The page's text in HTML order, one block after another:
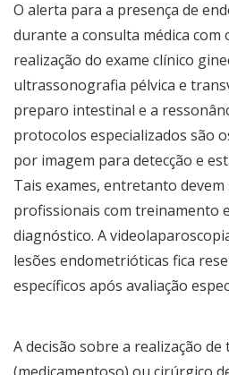
O alerta para a presença de
durante a consulta médica com
realização do exame clínico
ultrassonografia pélvica e
preparo intestinal e a
protocolos especializados são
por imagem para detecção e
Tais exames, entretanto
profissionais com treinamento
diagnóstico. A
lesões endometrióticas fica
específicos após avaliação
A decisão sobre a realização
(medicamentoso) ou cirúrgico